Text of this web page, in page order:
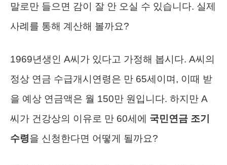
말로만 들으면 감이 잘 안 오실 수 있습니다. 실제
사례를 통해 계산해 볼까요?
1969년생인 A씨가 있다고 가정해 봅시다. A씨의
정상 연금 수급개시연령은 만 65세이며, 이때 받
을 예상 연금액은 월 150만 원입니다. 하지만 A
씨가 건강상의 이유로 만 60세에 국민연금 조기
수령을 신청한다면 어떻게 될까요?